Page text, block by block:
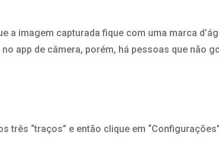
a imagem capturada fique com uma marca
app de câmera, porém, há pessoas que não
três “traços” e então clique em